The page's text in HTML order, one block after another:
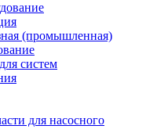
(промышленная)
систем
для насосного